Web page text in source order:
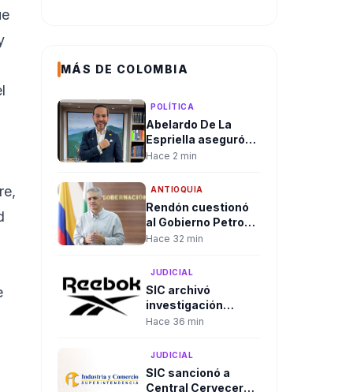
MÁS DE COLOMBIA
POLÍTICA
Abelardo De La
Espriella aseguró
que su posesión
la
descentralización
del Gobierno
nacional
Hace 2 min
ANTIOQUIA
Rendón cuestionó
al Gobierno Petro
por no reactivar la
contra alias
"Calarcá" tras
admitir fracaso del
proceso de paz
Hace 32 min
JUDICIAL
SIC archivó
investigación
contra Adidas
Fitness por compra
de activos de
Reebok
Hace 36 min
JUDICIAL
SIC sancionó a
Central Cervecera